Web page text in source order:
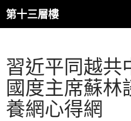
跳
至
內
容
第十三層樓
搜
尋
習近平同越共
國度主席蘇林
養網心得網